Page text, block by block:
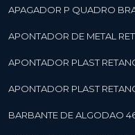
APAGADOR P QUADRO
APONTADOR DE METAL
APONTADOR PLAST
APONTADOR PLAST
BARBANTE DE ALGODAO